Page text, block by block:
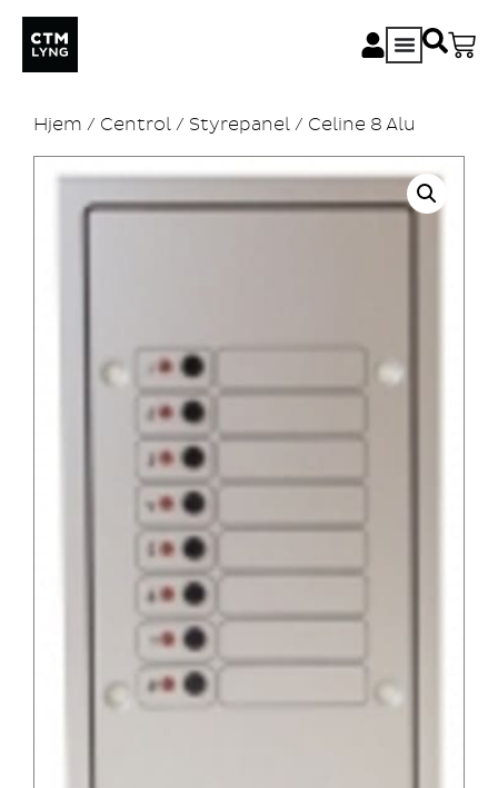
Hjem / Centrol / Styrepanel / Celine 8 Alu